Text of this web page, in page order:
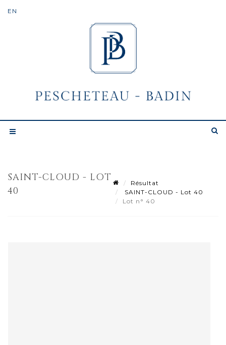
SAINT-CLOUD - LOT
40
Résultat
SAINT-CLOUD - Lot 40
Lot n° 40